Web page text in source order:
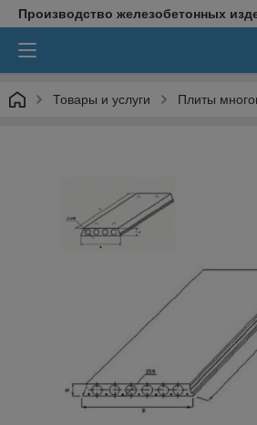
Производство железобетонных
Товары и услуги Плиты